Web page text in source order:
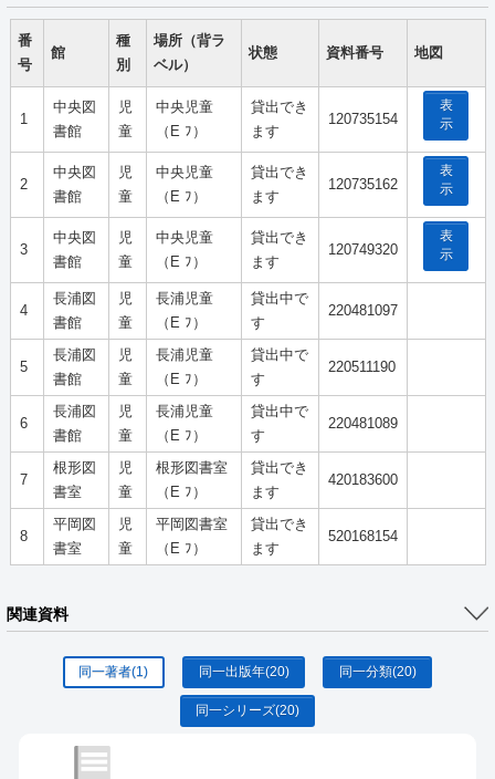
番
号
館
種
別
場所（背ラ
ベル）
状態 資料番号 地図
1
中央図
書館
児
童
中央児童
（E ﾌ）
貸出でき
ます
120735154
表
示
2
中央図
書館
児
童
中央児童
（E ﾌ）
貸出でき
ます
120735162
表
示
3
中央図
書館
児
童
中央児童
（E ﾌ）
貸出でき
ます
120749320
表
示
4
長浦図
書館
児
童
長浦児童
（E ﾌ）
貸出中で
す
220481097
5
長浦図
書館
児
童
長浦児童
（E ﾌ）
貸出中で
す
220511190
6
長浦図
書館
児
童
長浦児童
（E ﾌ）
貸出中で
す
220481089
7
根形図
書室
児
童
根形図書室
（E ﾌ）
貸出でき
ます
420183600
8
平岡図
書室
児
童
平岡図書室
（E ﾌ）
貸出でき
ます
520168154
関連資料
同一著者(1) 同一出版年(20) 同一分類(20)
同一シリーズ(20)